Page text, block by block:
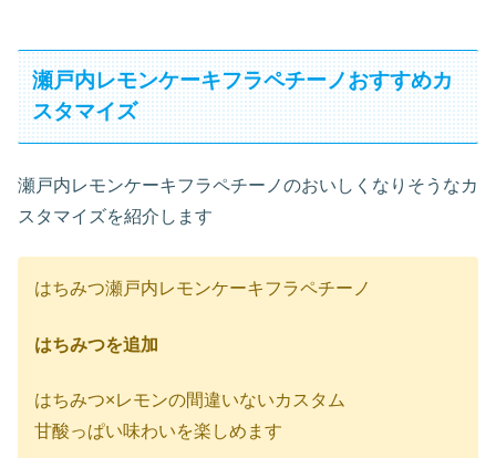
瀬戸内レモンケーキフラペチーノおすすめカ
スタマイズ
瀬戸内レモンケーキフラペチーノのおいしくなりそうなカ
スタマイズを紹介します
はちみつ瀬戸内レモンケーキフラペチーノ
はちみつを追加
はちみつ×レモンの間違いないカスタム
甘酸っぱい味わいを楽しめます